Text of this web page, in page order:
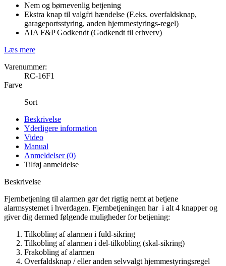
Nem og børnevenlig betjening
Ekstra knap til valgfri hændelse (F.eks. overfaldsknap,
garageportsstyring, anden hjemmestyrings-regel)
AIA F&P Godkendt (Godkendt til erhverv)
Læs mere
Varenummer:
RC-16F1
Farve
Sort
Beskrivelse
Yderligere information
Video
Manual
Anmeldelser (0)
Tilføj anmeldelse
Beskrivelse
Fjernbetjening til alarmen gør det rigtig nemt at betjene
alarmsystemet i hverdagen. Fjernbetjeningen har i alt 4 knapper og
giver dig dermed følgende muligheder for betjening:
Tilkobling af alarmen i fuld-sikring
Tilkobling af alarmen i del-tilkobling (skal-sikring)
Frakobling af alarmen
Overfaldsknap / eller anden selvvalgt hjemmestyringsregel